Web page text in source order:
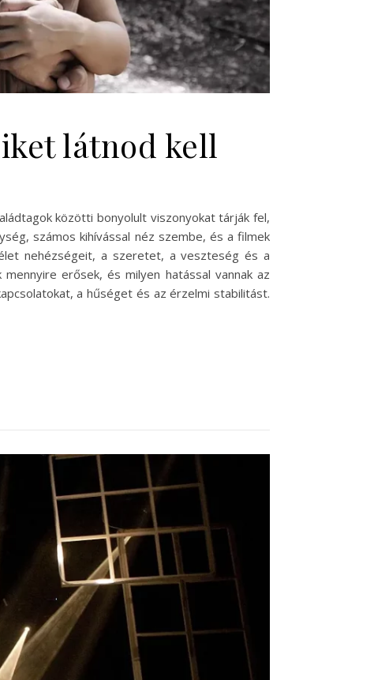
látnod kell
közötti bonyolult viszonyokat tárják fel,
számos kihívással néz szembe, és a filmek
nehézségeit, a szeretet, a veszteség és a
erősek, és milyen hatással vannak az
a hűséget és az érzelmi stabilitást.